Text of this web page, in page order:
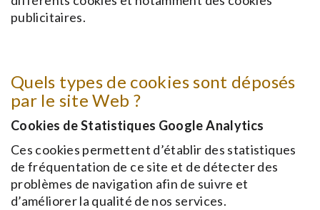
publicitaires.
Quels types de cookies sont déposés
par le site Web ?
Cookies de Statistiques Google Analytics
Ces cookies permettent d’établir des statistiques
de fréquentation de ce site et de détecter des
problèmes de navigation afin de suivre et
d’améliorer la qualité de nos services.